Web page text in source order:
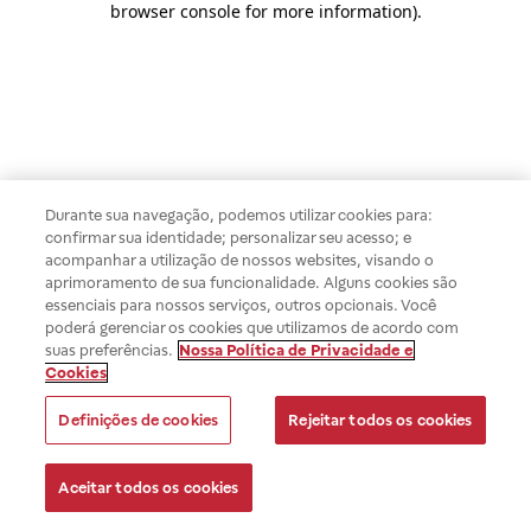
browser console for more information).
Durante sua navegação, podemos utilizar cookies para:
confirmar sua identidade; personalizar seu acesso; e
acompanhar a utilização de nossos websites, visando o
aprimoramento de sua funcionalidade. Alguns cookies são
essenciais para nossos serviços, outros opcionais. Você
poderá gerenciar os cookies que utilizamos de acordo com
suas preferências. Nossa Política de Privacidade e
Cookies
Definições de cookies Rejeitar todos os cookies
Aceitar todos os cookies